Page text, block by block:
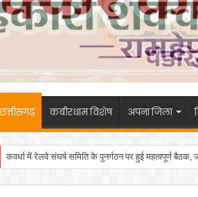
कबीरधाम विशेष अपना जिला
कवर्धा में रेलवे संघर्ष समिति के पुनर्गठन पर हुई महत्वपूर्ण